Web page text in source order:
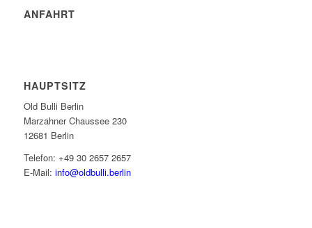
ANFAHRT
HAUPTSITZ
Old Bulli Berlin
Marzahner Chaussee 230
12681 Berlin
Telefon: +49 30 2657 2657
E-Mail: info@oldbulli.berlin